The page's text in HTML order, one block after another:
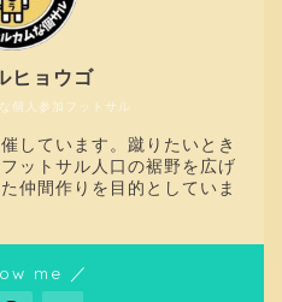
個人参加フットサル
ヒョウゴ
しています。蹴りたいとき
ットサル人口の裾野を広げ
仲間作りを目的としていま
me ／